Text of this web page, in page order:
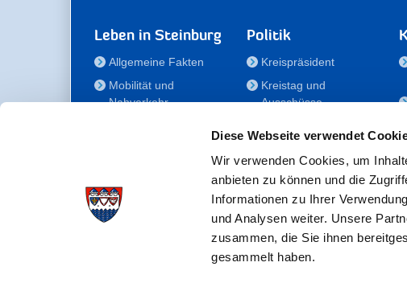
Diese Webseite verwendet
Wir verwenden Cookies, um
anbieten zu können und die
Informationen zu Ihrer
und Analysen weiter. Unsere
zusammen, die Sie ihnen
gesammelt haben.
Leben in Steinburg
Allgemeine Fakten
Mobilität und
Nahverkehr
Gesundheit
Bildung
Politik
Kreispräsident
Kreistag und
Ausschüsse
für Menschen mit
Behinderung
Der
Kreisseniorenbeirat
Förderstiftung
Fördergesellschaft/